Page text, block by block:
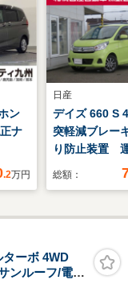
ン
ナ
.2万円
日産
デイズ 660 S
突軽減ブレ
り防止装置
ートヒータ
総額：
ターボ 4WD
ンルーフ/電動